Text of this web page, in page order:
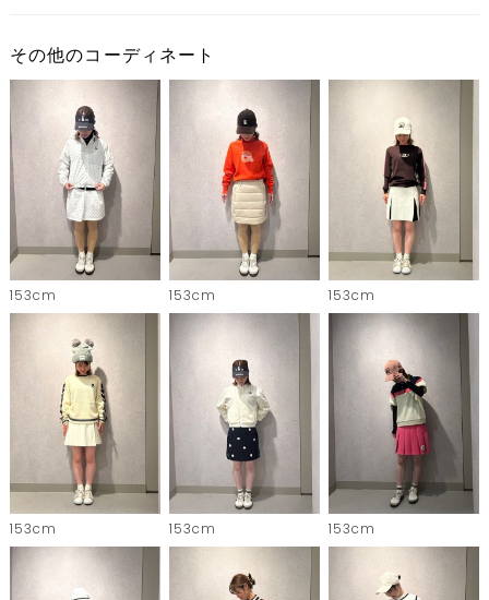
その他のコーディネート
153cm 153cm 153cm
153cm 153cm 153cm